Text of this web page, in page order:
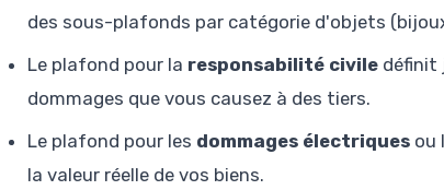
des sous-plafonds par catégorie d'objets
Le plafond pour la responsabilité civile définit
dommages que vous causez à des tiers.
Le plafond pour les dommages électriques ou
la valeur réelle de vos biens.